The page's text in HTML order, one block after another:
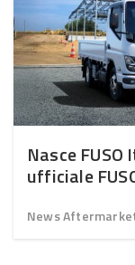
Nasce
ufficiale
News